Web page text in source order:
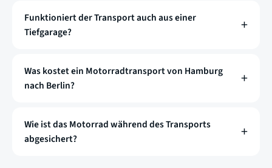
Funktioniert der Transport auch aus einer
Tiefgarage?
Was kostet ein Motorradtransport von Hamburg
nach Berlin?
Wie ist das Motorrad während des Transports
abgesichert?